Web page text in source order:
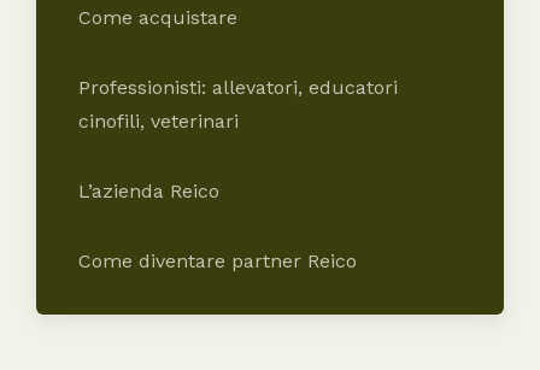
Come acquistare
Professionisti: allevatori, educatori
cinofili, veterinari
L’azienda Reico
Come diventare partner Reico